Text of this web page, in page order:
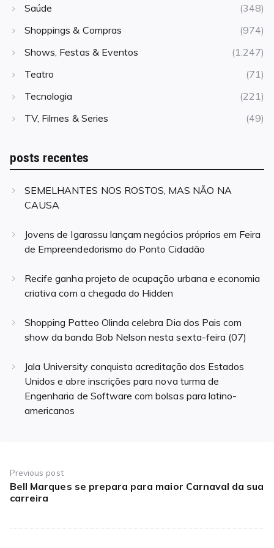
Saúde
(348)
Shoppings & Compras
(974)
Shows, Festas & Eventos
(1.247)
Teatro
(71)
Tecnologia
(221)
TV, Filmes & Series
(49)
posts recentes
SEMELHANTES NOS ROSTOS, MAS NÃO NA
CAUSA
Jovens de Igarassu lançam negócios próprios em Feira
de Empreendedorismo do Ponto Cidadão
Recife ganha projeto de ocupação urbana e economia
criativa com a chegada do Hidden
Shopping Patteo Olinda celebra Dia dos Pais com
show da banda Bob Nelson nesta sexta-feira (07)
Jala University conquista acreditação dos Estados
Unidos e abre inscrições para nova turma de
Engenharia de Software com bolsas para latino-
americanos
de
Post
Previous post
Previous
post:
Bell Marques se prepara para maior Carnaval da sua
carreira